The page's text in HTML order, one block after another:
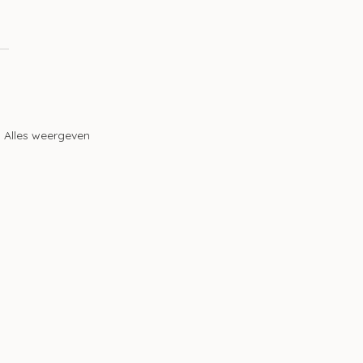
Alles weergeven